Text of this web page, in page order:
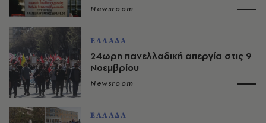
Newsroom
ΕΛΛΑΔΑ
24ωρη πανελλαδική απεργία στις 9
Νοεμβρίου
Newsroom
ΕΛΛΑΔΑ